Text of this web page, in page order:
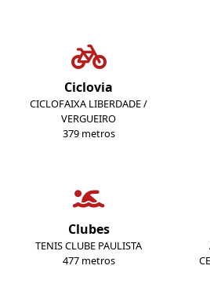
Ciclovia
CICLOFAIXA LIBERDADE /
VERGUEIRO
379 metros
Clubes
TENIS CLUBE PAULISTA
477 metros